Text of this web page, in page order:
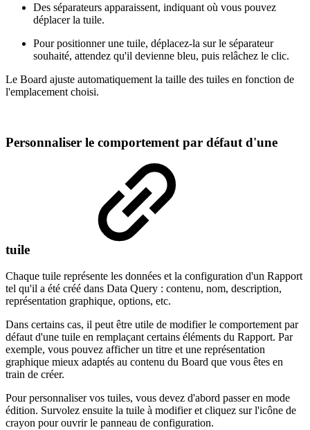
Des séparateurs apparaissent, indiquant où vous pouvez
déplacer la tuile.
Pour positionner une tuile, déplacez-la sur le séparateur
souhaité, attendez qu'il devienne bleu, puis relâchez le clic.
Le Board ajuste automatiquement la taille des tuiles en fonction de
l'emplacement choisi.
Personnaliser le comportement par défaut d'une
tuile
Chaque tuile représente les données et la configuration d'un Rapport
tel qu'il a été créé dans Data Query : contenu, nom, description,
représentation graphique, options, etc.
Dans certains cas, il peut être utile de modifier le comportement par
défaut d'une tuile en remplaçant certains éléments du Rapport. Par
exemple, vous pouvez afficher un titre et une représentation
graphique mieux adaptés au contenu du Board que vous êtes en
train de créer.
Pour personnaliser vos tuiles, vous devez d'abord passer en mode
édition. Survolez ensuite la tuile à modifier et cliquez sur l'icône de
crayon pour ouvrir le panneau de configuration.